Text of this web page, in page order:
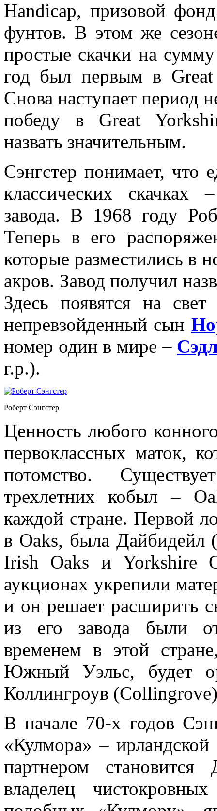
Handicap, призовой
фунтов. В этом же
простые скачки на
год был первым в
Снова наступает период
победу в Great
назвать значительным.
Сэнгстер понимает, что
классических скачках
завода. В 1968 году
Теперь в его
которые разместились в
акров. Завод получил
Здесь появятся на
непревзойденный сын
номер один в мире –
г.р.).
Роберт Сэнгстер
Ценность любого
первоклассных маток,
потомство.
трехлетних кобыл –
каждой стране. Первой
в Oaks, была Дайбидейл
Irish Oaks и Yorkshire
аукционах укрепили
и он решает расширить
из его завода были
временем в этой
Южный Уэльс, будет
Коллингроув
В начале 70-х годов
«Кулмора» –
партнером
владелец